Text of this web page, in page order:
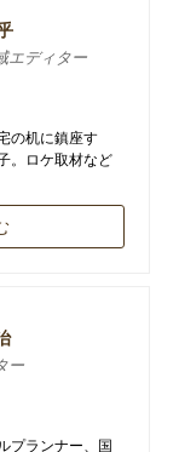
エディター
の机に鎮座す
。ロケ取材など
ー
プランナー、国